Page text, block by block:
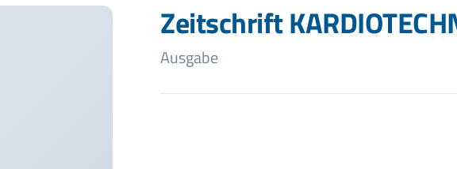
Zeitschrift
Ausgabe